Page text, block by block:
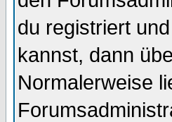
du registriert
kannst, dann
Normalerweise